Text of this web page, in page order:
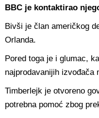
BBC je kontaktirao
Bivši je član američkog
Orlanda.
Pored toga je i glumac,
najprodavanijih izvođača
Timberlejk je otvoreno
potrebna pomoć zbog